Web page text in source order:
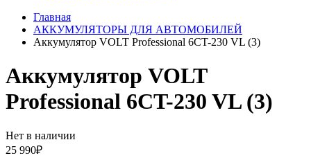
Главная
АККУМУЛЯТОРЫ ДЛЯ АВТОМОБИЛЕЙ
Аккумулятор VOLT Professional 6CT-230 VL (3)
Аккумулятор VOLT
Professional 6CT-230 VL (3)
Нет в наличии
25 990₽